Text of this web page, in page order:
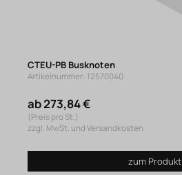
CTEU-PB Busknoten
Artikelnummer: 12570040
ab 273,84 €
(Preis pro St.)
zzgl. MwSt. und Versandkosten
zum Produkt